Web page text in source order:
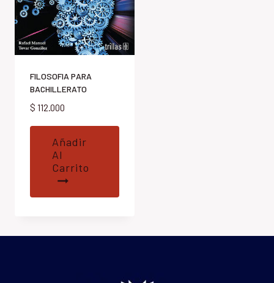
FILOSOFIA PARA
BACHILLERATO
$ 112.000
Añadir
Al
Carrito